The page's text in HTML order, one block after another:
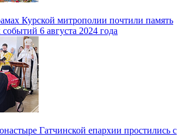
Курской митрополии почтили память
6 августа 2024 года
Гатчинской епархии простились с